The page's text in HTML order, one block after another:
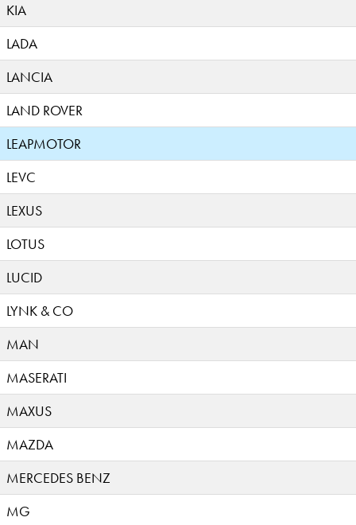
KIA
LADA
LANCIA
LAND ROVER
LEAPMOTOR
LEVC
LEXUS
LOTUS
LUCID
LYNK & CO
MAN
MASERATI
MAXUS
MAZDA
MERCEDES BENZ
MG